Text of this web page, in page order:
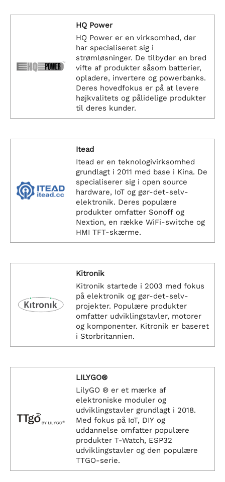
HQ Power
HQ Power er en virksomhed, der
har specialiseret sig i
strømløsninger. De tilbyder en bred
vifte af produkter såsom batterier,
opladere, invertere og powerbanks.
Deres hovedfokus er på at levere
højkvalitets og pålidelige produkter
til deres kunder.
Itead
Itead er en teknologivirksomhed
grundlagt i 2011 med base i Kina. De
specialiserer sig i open source
hardware, IoT og gør-det-selv-
elektronik. Deres populære
produkter omfatter Sonoff og
Nextion, en række WiFi-switche og
HMI TFT-skærme.
Kitronik
Kitronik startede i 2003 med fokus
på elektronik og gør-det-selv-
projekter. Populære produkter
omfatter udviklingstavler, motorer
og komponenter. Kitronik er baseret
i Storbritannien.
LILYGO®
LilyGO ® er et mærke af
elektroniske moduler og
udviklingstavler grundlagt i 2018.
Med fokus på IoT, DIY og
uddannelse omfatter populære
produkter T-Watch, ESP32
udviklingstavler og den populære
TTGO-serie.